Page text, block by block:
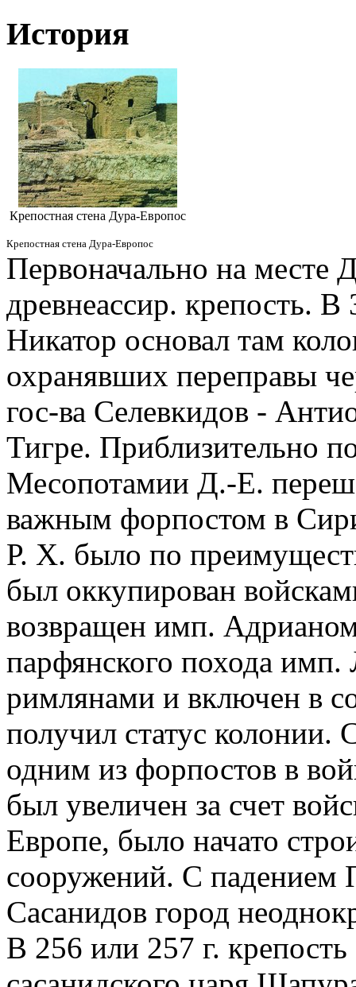
История
Крепостная стена Дура-Европос
Крепостная стена Дура-Европос
Первоначально на месте
древнеассир. крепость.
Никатор основал там
охранявших переправы
гос-ва Селевкидов -
Тигре. Приблизительно
Месопотамии Д.-Е.
важным форпостом в
Р. Х. было по
был оккупирован
возвращен имп.
парфянского похода имп.
римлянами и включен в
получил статус колонии.
одним из форпостов в
был увеличен за счет
Европе, было начато
сооружений. С падением
Сасанидов город
В 256 или 257 г.